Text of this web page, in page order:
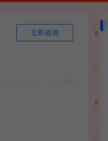
立即咨询